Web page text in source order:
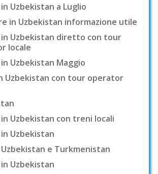
Uzbekistan a Luglio
in Uzbekistan informazione utile
in Uzbekistan diretto con tour
locale
Uzbekistan Maggio
Uzbekistan con tour operator
Uzbekistan con treni locali
Uzbekistan
e Turkmenistan
Uzbekistan